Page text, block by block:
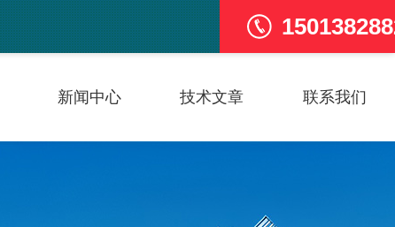
新闻中心 技术文章 联系我们